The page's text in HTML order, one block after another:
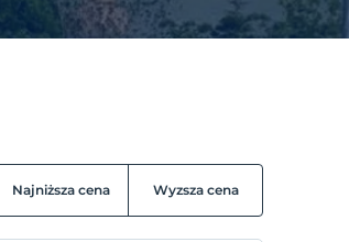
Najniższa cena Wyzsza cena